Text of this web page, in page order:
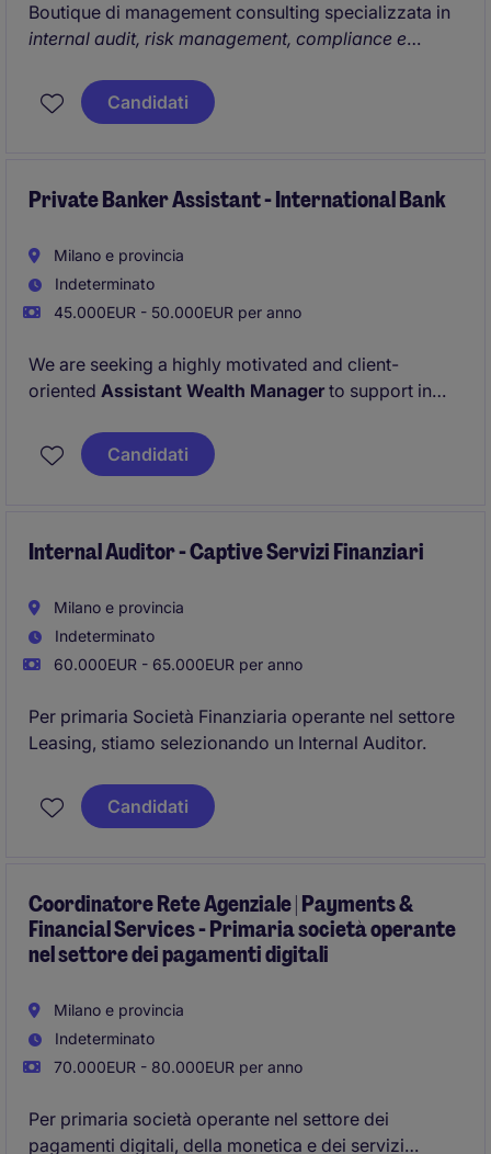
Boutique di management consulting specializzata in
internal audit, risk management, compliance e
Audit Senior Consultant.
Candidati
Private Banker Assistant - International Bank
Milano e provincia
Indeterminato
45.000EUR - 50.000EUR per anno
We are seeking a highly motivated and client-
oriented Assistant Wealth Manager to support in
wealth management solutions to a sophisticated
client base.
Candidati
Internal Auditor - Captive Servizi Finanziari
Milano e provincia
Indeterminato
60.000EUR - 65.000EUR per anno
Per primaria Società Finanziaria operante nel settore
Leasing, stiamo selezionando un Internal Auditor.
Candidati
Coordinatore Rete Agenziale | Payments &
Financial Services - Primaria società operante
nel settore dei pagamenti digitali
Milano e provincia
Indeterminato
70.000EUR - 80.000EUR per anno
Per primaria società operante nel settore dei
pagamenti digitali, della monetica e dei servizi